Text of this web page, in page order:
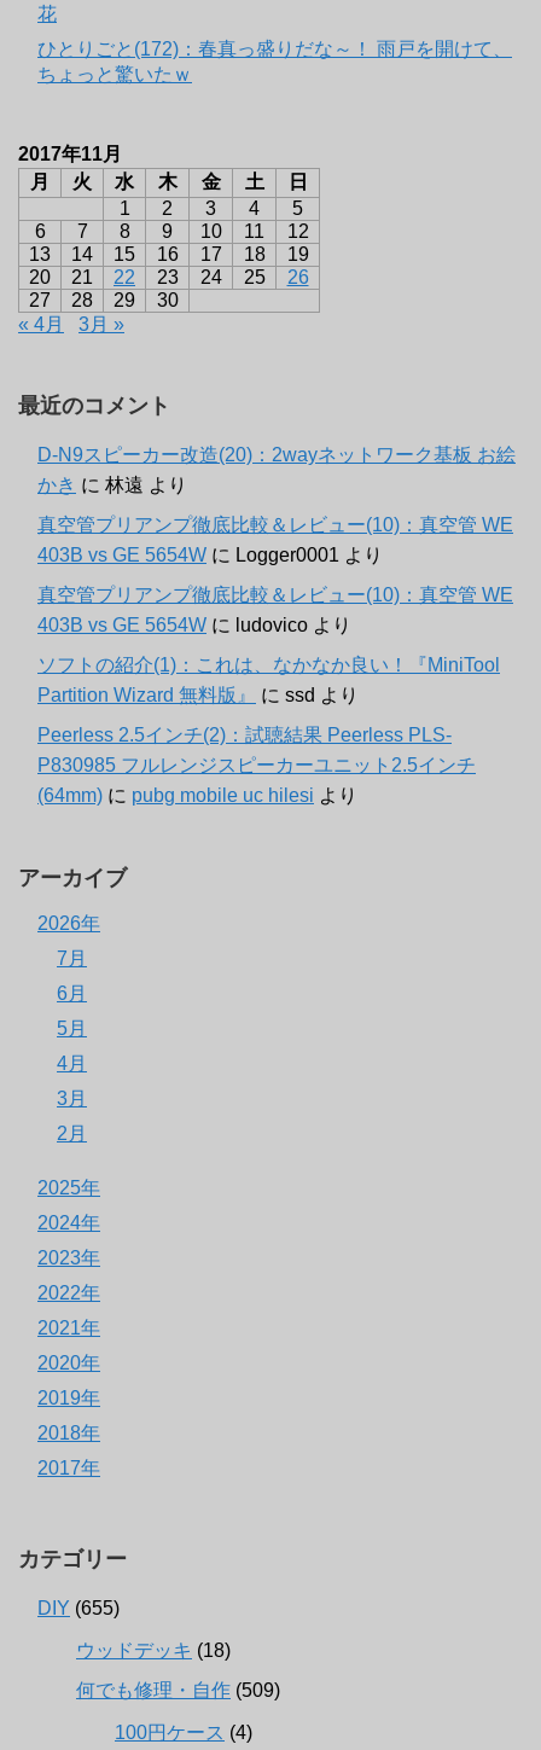
花
ひとりごと(172)：春真っ盛りだな～！ 雨戸を開けて、
ちょっと驚いたｗ
2017年11月
月
火 水 木 金 土
日
1
2 3 4
5
6
7 8 9 10 11
12
13
14 15 16 17 18
19
20
21 22 23 24 25
26
27
28 29
30
« 4月
3月 »
最近のコメント
D-N9スピーカー改造(20)：2wayネットワーク基板 お絵
かき に 林遠 より
真空管プリアンプ徹底比較＆レビュー(10)：真空管 WE
403B vs GE 5654W に Logger0001 より
真空管プリアンプ徹底比較＆レビュー(10)：真空管 WE
403B vs GE 5654W に ludovico より
ソフトの紹介(1)：これは、なかなか良い！『MiniTool
Partition Wizard 無料版』
に ssd より
Peerless 2.5インチ(2)：試聴結果 Peerless PLS-
P830985 フルレンジスピーカーユニット2.5インチ
(64mm) に pubg mobile uc hilesi より
アーカイブ
2026年
7月
6月
5月
4月
3月
2月
2025年
2024年
2023年
2022年
2021年
2020年
2019年
2018年
2017年
カテゴリー
DIY (655)
ウッドデッキ (18)
何でも修理・自作 (509)
100円ケース (4)